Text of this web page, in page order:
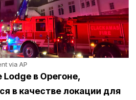
via AP
в Орегоне,
в качестве локации для